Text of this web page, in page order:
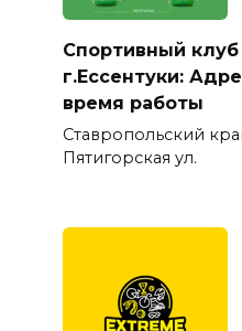
Спортивный
г.Ессентуки:
время работы
Ставропольский
Пятигорская ул.